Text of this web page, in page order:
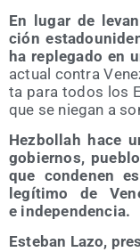
En lugar de
ción
ha reple­ga­do en
actual con­tra
ta para todos los
que se nie­gan a
Hez­bo­llah hace
gobier­nos,
que con­de­nen
legí­ti­mo de
e independencia.
Este­ban Lazo,